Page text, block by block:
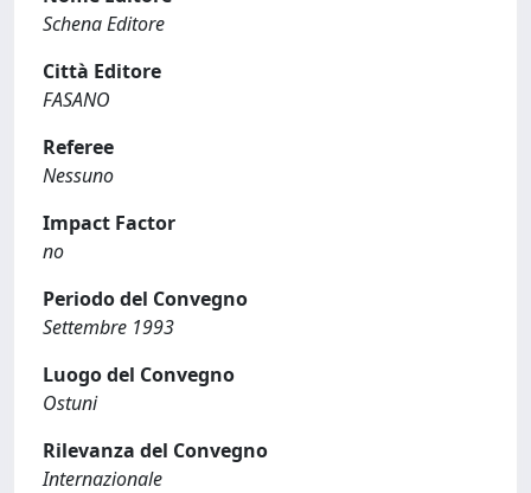
Schena Editore
Città Editore
FASANO
Referee
Nessuno
Impact Factor
no
Periodo del Convegno
Settembre 1993
Luogo del Convegno
Ostuni
Rilevanza del Convegno
Internazionale